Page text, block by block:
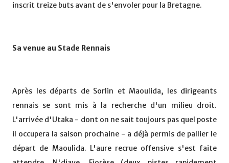
inscrit treize buts avant de s'envoler pour la Bretagne.
Sa venue au Stade Rennais
Après les départs de Sorlin et Maoulida, les dirigeants
rennais se sont mis à la recherche d'un milieu droit.
L'arrivée d'Utaka - dont on ne sait toujours pas quel poste
il occupera la saison prochaine - a déjà permis de pallier le
départ de Maoulida. L'aure recrue offensive s'est faite